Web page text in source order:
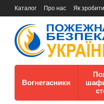
Каталог Про нас Як
Документи
Контакти
Вогнегасники